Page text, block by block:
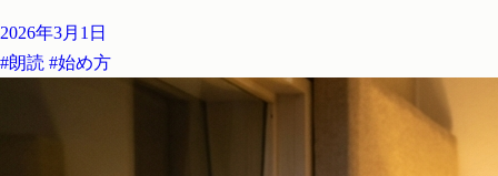
2026年3月1日
#朗読 #始め方